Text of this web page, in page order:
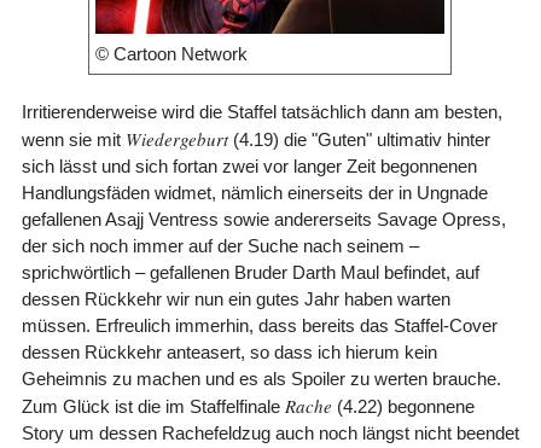
© Cartoon Network
Irritierenderweise wird die Staffel tatsächlich dann am besten,
wenn sie mit Wiedergeburt(4.19) die "Guten" ultimativ hinter
sich lässt und sich fortan zwei vor langer Zeit begonnenen
Handlungsfäden widmet, nämlich einerseits der in Ungnade
gefallenen Asajj Ventress sowie andererseits Savage Opress,
der sich noch immer auf der Suche nach seinem –
sprichwörtlich – gefallenen Bruder Darth Maul befindet, auf
dessen Rückkehr wir nun ein gutes Jahr haben warten
müssen. Erfreulich immerhin, dass bereits das Staffel-Cover
dessen Rückkehr anteasert, so dass ich hierum kein
Geheimnis zu machen und es als Spoiler zu werten brauche.
Zum Glück ist die im Staffelfinale Rache (4.22) begonnene
Story um dessen Rachefeldzug auch noch längst nicht beendet